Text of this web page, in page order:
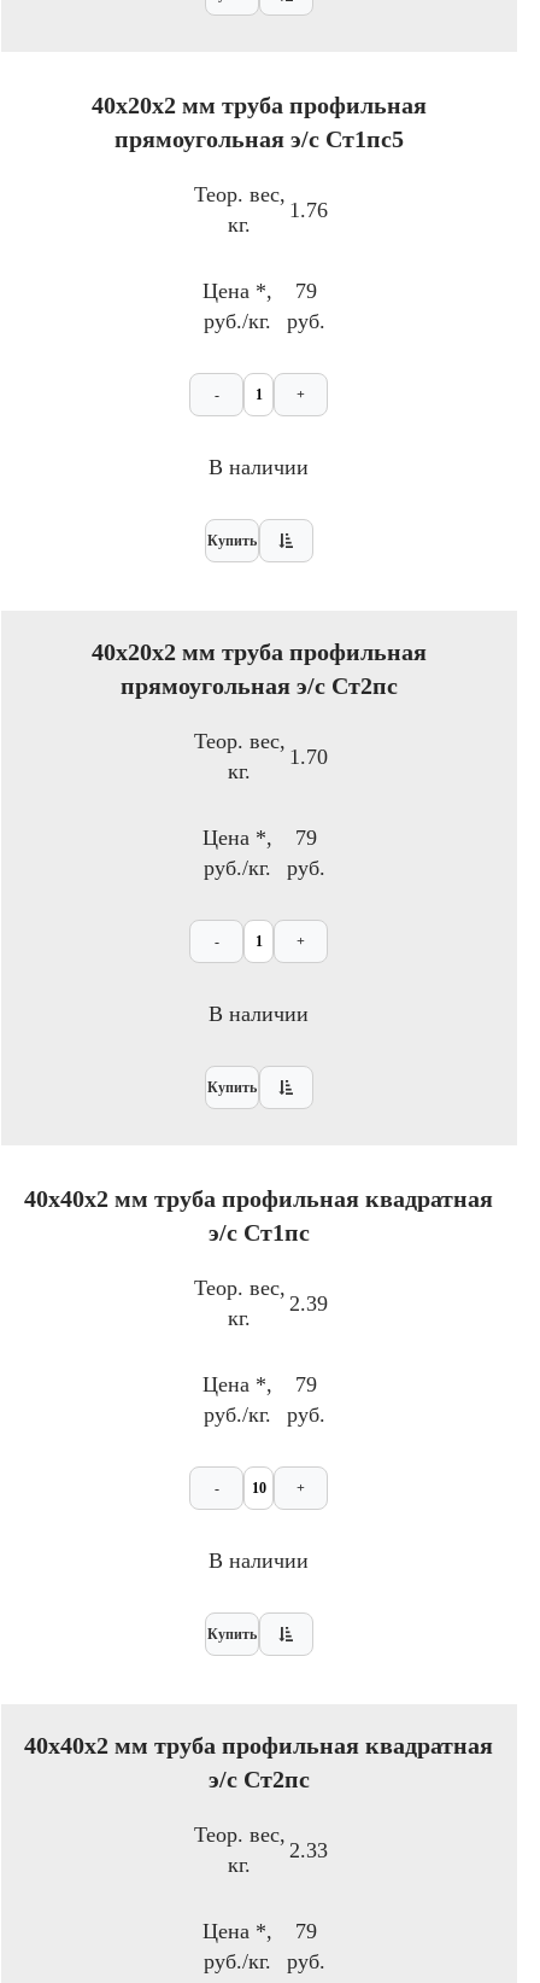
40x20х2 мм труба профильная
прямоугольная э/с Ст1пс5
Теор. вес,
кг.
1.76
Цена *,
руб./кг.
79
руб.
- +
В наличии
Купить
40x20х2 мм труба профильная
прямоугольная э/с Ст2пс
Теор. вес,
кг.
1.70
Цена *,
руб./кг.
79
руб.
- +
В наличии
Купить
40x40х2 мм труба профильная квадратная
э/с Ст1пс
Теор. вес,
кг.
2.39
Цена *,
руб./кг.
79
руб.
- +
В наличии
Купить
40x40х2 мм труба профильная квадратная
э/с Ст2пс
Теор. вес,
кг.
2.33
Цена *,
руб./кг.
79
руб.